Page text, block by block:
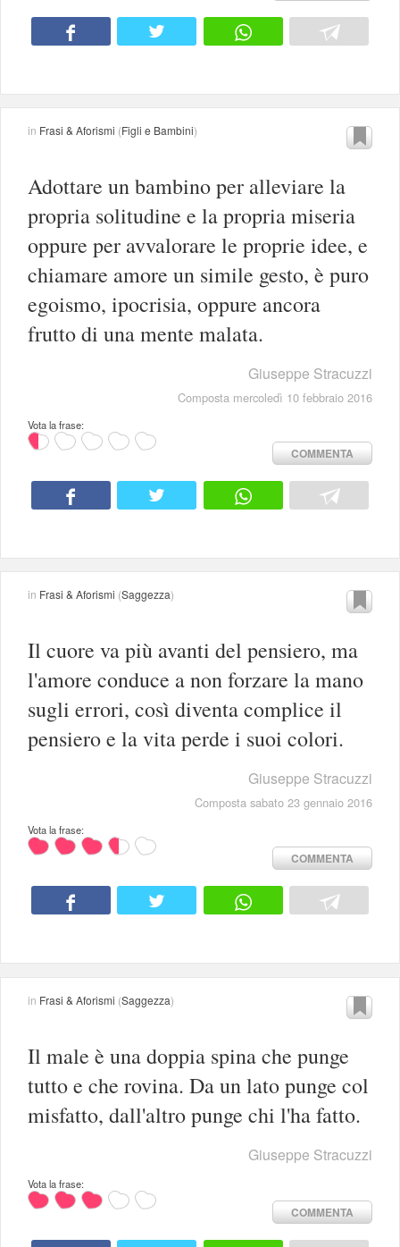
in Frasi & Aforismi (Figli e Bambini)
Adottare un bambino per alleviare la
propria solitudine e la propria miseria
oppure per avvalorare le proprie idee, e
chiamare amore un simile gesto, è puro
egoismo, ipocrisia, oppure ancora
frutto di una mente malata.
Giuseppe Stracuzzi
Composta mercoledì 10 febbraio 2016
Vota la frase:
COMMENTA
in Frasi & Aforismi (Saggezza)
Il cuore va più avanti del pensiero, ma
l'amore conduce a non forzare la mano
sugli errori, così diventa complice il
pensiero e la vita perde i suoi colori.
Giuseppe Stracuzzi
Composta sabato 23 gennaio 2016
Vota la frase:
COMMENTA
in Frasi & Aforismi (Saggezza)
Il male è una doppia spina che punge
tutto e che rovina. Da un lato punge col
misfatto, dall'altro punge chi l'ha fatto.
Giuseppe Stracuzzi
Vota la frase:
COMMENTA